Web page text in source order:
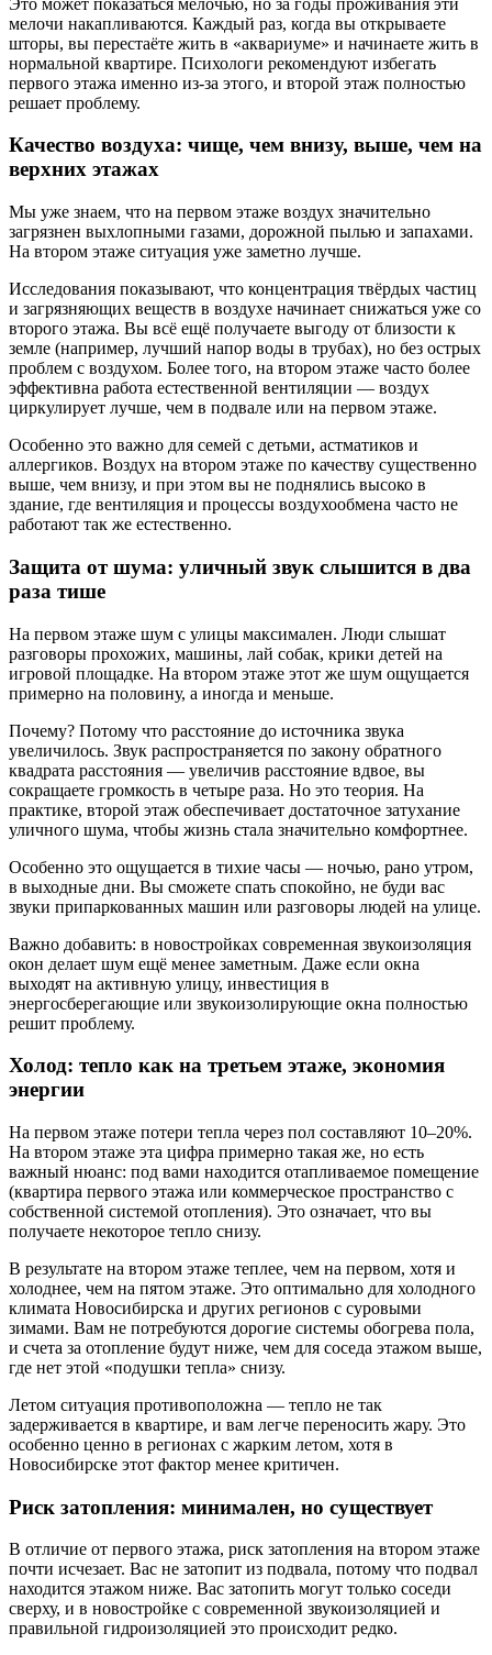
мелочи накапливаются. Каждый раз, когда вы открываете
шторы, вы перестаёте жить в «аквариуме» и начинаете жить в
нормальной квартире. Психологи рекомендуют избегать
первого этажа именно из-за этого, и второй этаж полностью
решает проблему.
Качество воздуха: чище, чем внизу, выше, чем на
верхних этажах
Мы уже знаем, что на первом этаже воздух значительно
загрязнен выхлопными газами, дорожной пылью и запахами.
На втором этаже ситуация уже заметно лучше.
Исследования показывают, что концентрация твёрдых частиц
и загрязняющих веществ в воздухе начинает снижаться уже со
второго этажа. Вы всё ещё получаете выгоду от близости к
земле (например, лучший напор воды в трубах), но без острых
проблем с воздухом. Более того, на втором этаже часто более
эффективна работа естественной вентиляции — воздух
циркулирует лучше, чем в подвале или на первом этаже.
Особенно это важно для семей с детьми, астматиков и
аллергиков. Воздух на втором этаже по качеству существенно
выше, чем внизу, и при этом вы не поднялись высоко в
здание, где вентиляция и процессы воздухообмена часто не
работают так же естественно.
Защита от шума: уличный звук слышится в два
раза тише
На первом этаже шум с улицы максимален. Люди слышат
разговоры прохожих, машины, лай собак, крики детей на
игровой площадке. На втором этаже этот же шум ощущается
примерно на половину, а иногда и меньше.
Почему? Потому что расстояние до источника звука
увеличилось. Звук распространяется по закону обратного
квадрата расстояния — увеличив расстояние вдвое, вы
сокращаете громкость в четыре раза. Но это теория. На
практике, второй этаж обеспечивает достаточное затухание
уличного шума, чтобы жизнь стала значительно комфортнее.
Особенно это ощущается в тихие часы — ночью, рано утром,
в выходные дни. Вы сможете спать спокойно, не буди вас
звуки припаркованных машин или разговоры людей на улице.
Важно добавить: в новостройках современная звукоизоляция
окон делает шум ещё менее заметным. Даже если окна
выходят на активную улицу, инвестиция в
энергосберегающие или звукоизолирующие окна полностью
решит проблему.
Холод: тепло как на третьем этаже, экономия
энергии
На первом этаже потери тепла через пол составляют 10–20%.
На втором этаже эта цифра примерно такая же, но есть
важный нюанс: под вами находится отапливаемое помещение
(квартира первого этажа или коммерческое пространство с
собственной системой отопления). Это означает, что вы
получаете некоторое тепло снизу.
В результате на втором этаже теплее, чем на первом, хотя и
холоднее, чем на пятом этаже. Это оптимально для холодного
климата Новосибирска и других регионов с суровыми
зимами. Вам не потребуются дорогие системы обогрева пола,
и счета за отопление будут ниже, чем для соседа этажом выше,
где нет этой «подушки тепла» снизу.
Летом ситуация противоположна — тепло не так
задерживается в квартире, и вам легче переносить жару. Это
особенно ценно в регионах с жарким летом, хотя в
Новосибирске этот фактор менее критичен.
Риск затопления: минимален, но существует
В отличие от первого этажа, риск затопления на втором этаже
почти исчезает. Вас не затопит из подвала, потому что подвал
находится этажом ниже. Вас затопить могут только соседи
сверху, и в новостройке с современной звукоизоляцией и
правильной гидроизоляцией это происходит редко.